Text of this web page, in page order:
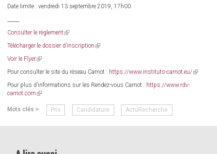
e-
Date limite : vendredi 13 septembre 2019, 17h00
Consulter le règlement(link
external)
Télécharger le dossier d’inscription (link
Voir le Flyer(link
external)
Pour consulter le site du réseau Carnot : https://www.instituts-carnot.eu/(link
Pour plus d’informations sur les Rendez-vous Carnot : https://www.rdv-
carnot.com (link
external)
Mots clés > Prix Candidature ActuRecherche